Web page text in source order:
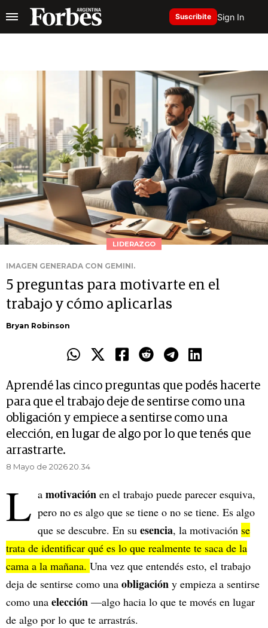
Suscribite Sign In
LIDERAZGO
IMAGEN GENERADA CON GEMINI.
5 preguntas para motivarte en el
trabajo y cómo aplicarlas
Bryan Robinson
Aprendé las cinco preguntas que podés hacerte
para que el trabajo deje de sentirse como una
obligación y empiece a sentirse como una
elección, en lugar de algo por lo que tenés que
arrastrarte.
8 Mayo de 2026 20.34
L a motivación en el trabajo puede parecer esquiva,
pero no es algo que se tiene o no se tiene. Es algo
que se descubre. En su esencia, la motivación se
trata de identificar qué es lo que realmente te saca de la
cama a la mañana. Una vez que entendés esto, el trabajo
deja de sentirse como una obligación y empieza a sentirse
como una elección —algo hacia lo que te movés en lugar
de algo por lo que te arrastrás.